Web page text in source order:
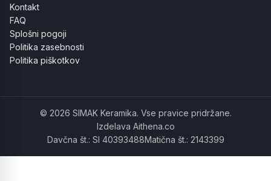
Kontakt
FAQ
Splošni pogoji
Politika zasebnosti
Politika piškotkov
© 2026 SIMAK Keramika. Vse pravice pridržane.
Izdelava Aithena.co
Davčna št.: SI 40393488Matična št.: 2143399